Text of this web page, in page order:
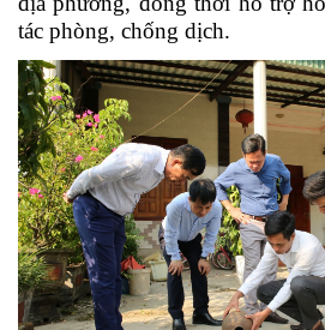
tác phòng, chống dịch.